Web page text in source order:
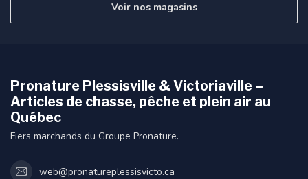
Voir nos magasins
Pronature Plessisville & Victoriaville –
Articles de chasse, pêche et plein air au
Québec
Fiers marchands du Groupe Pronature.
web@pronatureplessisvicto.ca